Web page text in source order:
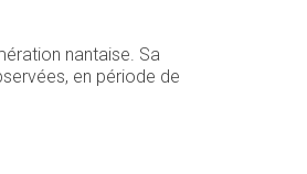
nantaise. Sa
en période de